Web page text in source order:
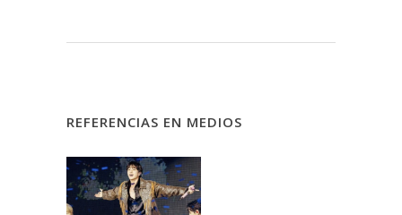
REFERENCIAS EN MEDIOS